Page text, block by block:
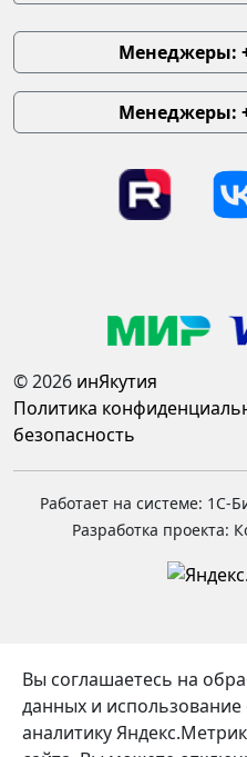
Менеджеры:
Менеджеры:
© 2026 инЯкутия
Политика
безопасность
Работает на системе: 1С-
Разработка проекта:
Вы соглашаетесь на
данных и
аналитику